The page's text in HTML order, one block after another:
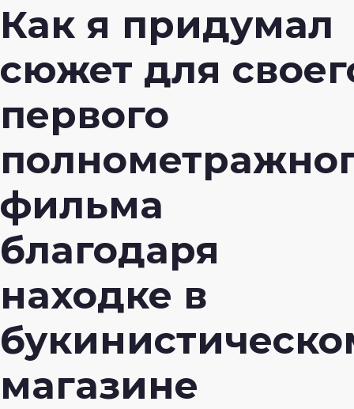
Как я придумал
сюжет для
первого
фильма
благодаря
находке в
магазине